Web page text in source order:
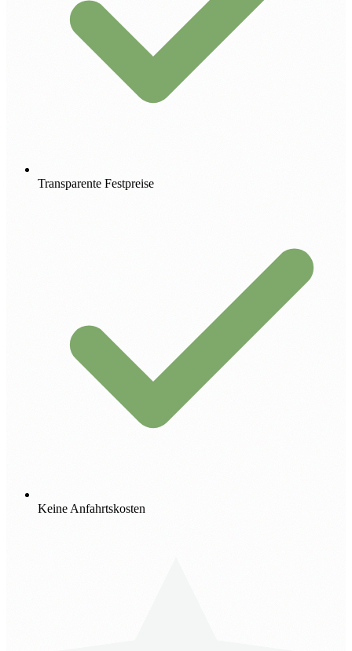
Transparente Festpreise
Keine Anfahrtskosten